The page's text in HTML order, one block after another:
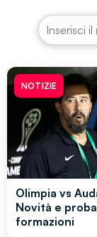
NOTIZIE
Olimpia vs
Novità e
formazioni